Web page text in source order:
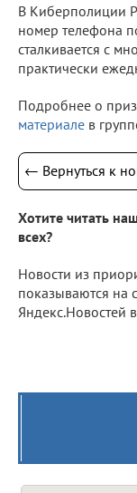
В Киберполиции
номер телефона
сталкивается с
практически
Подробнее о
материале в
← Вернуться к
Хотите читать
всех?
Новости из
показываются на
Яндекс.Новостей